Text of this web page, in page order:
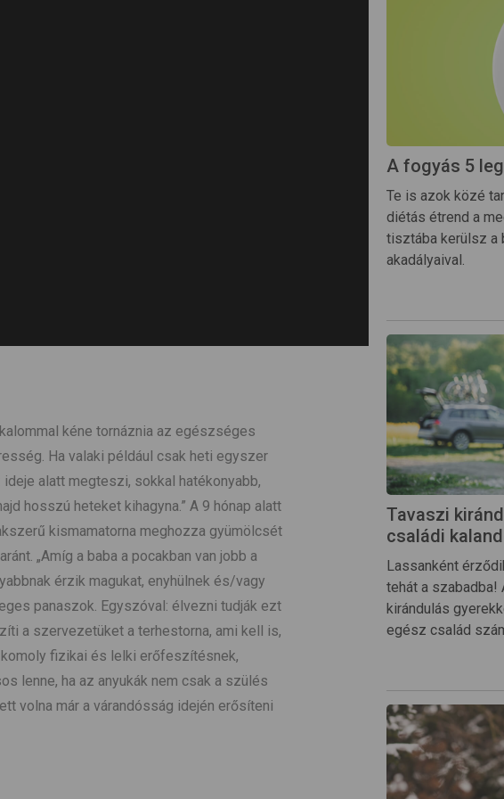
kéne tornáznia az egészséges
Ha valaki például csak heti egyszer
alatt megteszi, sokkal hatékonyabb,
hosszú heteket kihagyna.” A 9 hónap alatt
kismamatorna meghozza gyümölcsét
„Amíg a baba a pocakban van jobb a
érzik magukat, enyhülnek és/vagy
panaszok. Egyszóval: élvezni tudják ezt
a szervezetüket a terhestorna, ami kell is,
fizikai és lelki erőfeszítésnek,
lenne, ha az anyukák nem csak a szülés
volna már a várandósság idején erősíteni
A fogyás 5
Te is azok közé
diétás étrend a
tisztába kerülsz a
akadályaival.
Tavaszi
családi
Lassanként
tehát a szabadba!
kirándulás
egész család